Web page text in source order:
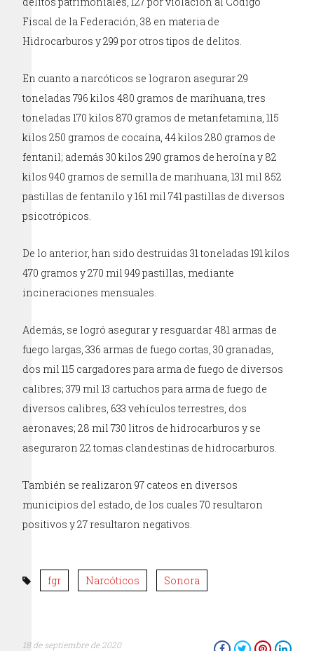
Fiscal de la Federación, 38 en materia de
Hidrocarburos y 299 por otros tipos de delitos.
En cuanto a narcóticos se lograron asegurar 29
toneladas 796 kilos 480 gramos de marihuana, tres
toneladas 170 kilos 870 gramos de metanfetamina, 115
kilos 250 gramos de cocaína, 44 kilos 280 gramos de
fentanil; además 30 kilos 290 gramos de heroína y 82
kilos 940 gramos de semilla de marihuana, 131 mil 852
pastillas de fentanilo y 161 mil 741 pastillas de diversos
psicotrópicos.
De lo anterior, han sido destruidas 31 toneladas 191 kilos
470 gramos y 270 mil 949 pastillas, mediante
incineraciones mensuales.
Además, se logró asegurar y resguardar 481 armas de
fuego largas, 336 armas de fuego cortas, 30 granadas,
dos mil 115 cargadores para arma de fuego de diversos
calibres; 379 mil 13 cartuchos para arma de fuego de
diversos calibres, 633 vehículos terrestres, dos
aeronaves; 28 mil 730 litros de hidrocarburos y se
aseguraron 22 tomas clandestinas de hidrocarburos.
También se realizaron 97 cateos en diversos
municipios del estado, de los cuales 70 resultaron
positivos y 27 resultaron negativos.
fgr Narcóticos Sonora
18 de septiembre de 2020